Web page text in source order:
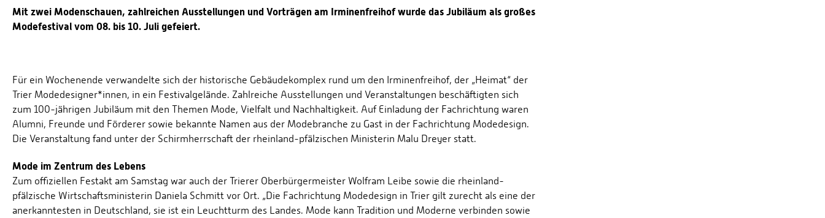
Mit zwei Modenschauen, zahlreichen Ausstellungen und Vorträgen am Irminenfreihof wurde das Jubiläum als großes
Modefestival vom 08. bis 10. Juli gefeiert.
Für ein Wochenende verwandelte sich der historische Gebäudekomplex rund um den Irminenfreihof, der „Heimat“ der
Trier Modedesigner*innen, in ein Festivalgelände. Zahlreiche Ausstellungen und Veranstaltungen beschäftigten sich
zum 100-jährigen Jubiläum mit den Themen Mode, Vielfalt und Nachhaltigkeit. Auf Einladung der Fachrichtung waren
Alumni, Freunde und Förderer sowie bekannte Namen aus der Modebranche zu Gast in der Fachrichtung Modedesign.
Die Veranstaltung fand unter der Schirmherrschaft der rheinland-pfälzischen Ministerin Malu Dreyer statt.
Mode im Zentrum des Lebens
Zum offiziellen Festakt am Samstag war auch der Trierer Oberbürgermeister Wolfram Leibe sowie die rheinland-
pfälzische Wirtschaftsministerin Daniela Schmitt vor Ort. „Die Fachrichtung Modedesign in Trier gilt zurecht als eine der
anerkanntesten in Deutschland, sie ist ein Leuchtturm des Landes. Mode kann Tradition und Moderne verbinden sowie